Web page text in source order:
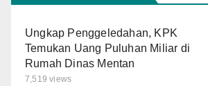
Ungkap Penggeledahan, KPK
Temukan Uang Puluhan Miliar di
Rumah Dinas Mentan
7,519 views